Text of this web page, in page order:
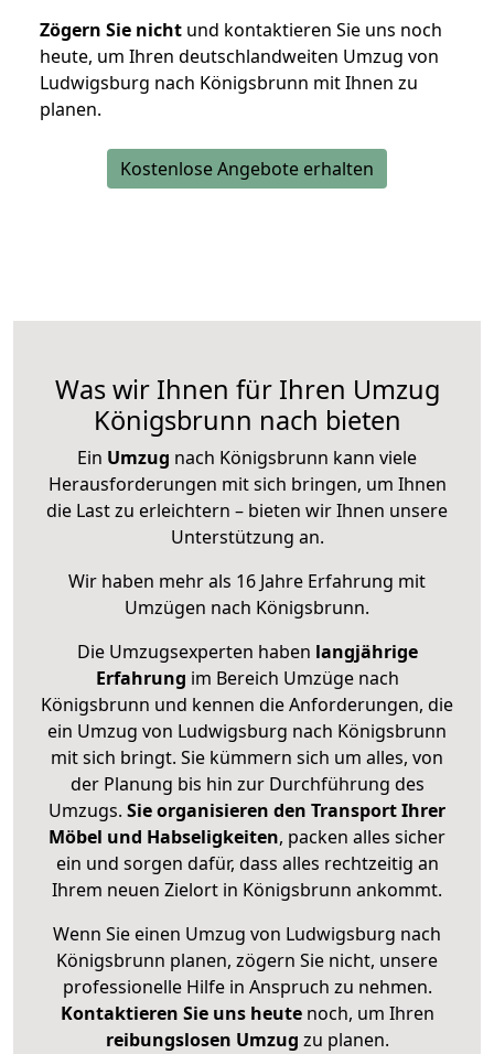
Zögern Sie nicht und kontaktieren Sie uns noch
heute, um Ihren deutschlandweiten Umzug von
Ludwigsburg nach Königsbrunn mit Ihnen zu
planen.
Kostenlose Angebote erhalten
Was wir Ihnen für Ihren Umzug
Königsbrunn nach bieten
Ein Umzug nach Königsbrunn kann viele
Herausforderungen mit sich bringen, um Ihnen
die Last zu erleichtern – bieten wir Ihnen unsere
Unterstützung an.
Wir haben mehr als 16 Jahre Erfahrung mit
Umzügen nach Königsbrunn.
Die Umzugsexperten haben langjährige
Erfahrung im Bereich Umzüge nach
Königsbrunn und kennen die Anforderungen, die
ein Umzug von Ludwigsburg nach Königsbrunn
mit sich bringt. Sie kümmern sich um alles, von
der Planung bis hin zur Durchführung des
Umzugs. Sie organisieren den Transport Ihrer
Möbel und Habseligkeiten, packen alles sicher
ein und sorgen dafür, dass alles rechtzeitig an
Ihrem neuen Zielort in Königsbrunn ankommt.
Wenn Sie einen Umzug von Ludwigsburg nach
Königsbrunn planen, zögern Sie nicht, unsere
professionelle Hilfe in Anspruch zu nehmen.
Kontaktieren Sie uns heutenoch, um Ihren
reibungslosen Umzug zu planen.